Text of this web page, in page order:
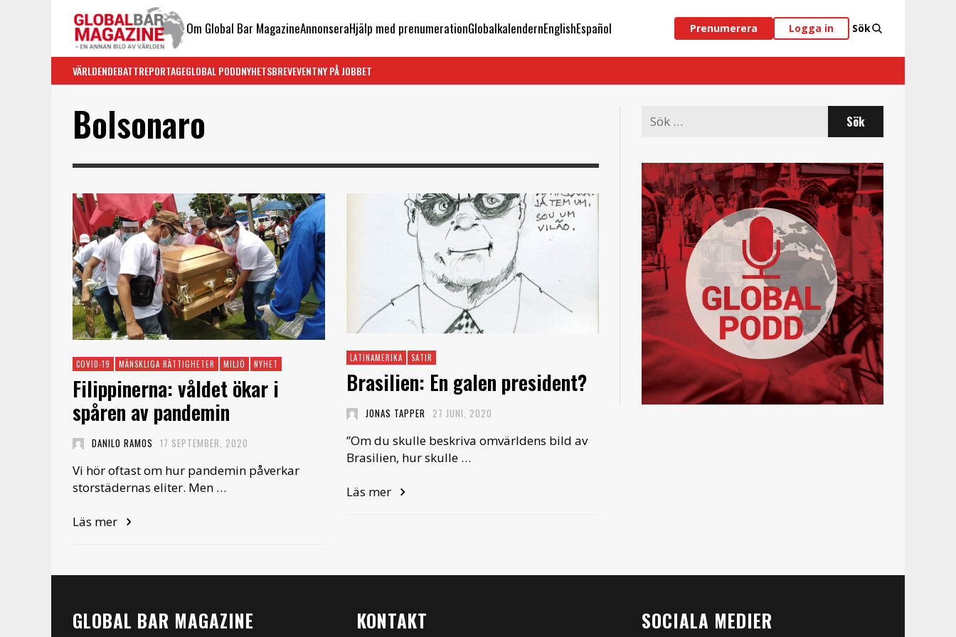
Om Global Bar MagazineAnnonseraHjälp med prenumerationGlobalkalendernEnglishEspañol Prenumerera Logga in Sök
VÄRLDENDEBATTREPORTAGEGLOBAL PODDNYHETSBREVEVENTNY PÅ JOBBET
Bolsonaro
COVID-19 MÄNSKLIGA RÄTTIGHETER MILJÖ NYHET
Filippinerna: våldet ökar i
spåren av pandemin
DANILO RAMOS 17 SEPTEMBER, 2020
Vi hör oftast om hur pandemin påverkar
storstädernas eliter. Men …
Läs mer
LATINAMERIKA SATIR
Brasilien: En galen president?
JONAS TAPPER 27 JUNI, 2020
”Om du skulle beskriva omvärldens bild av
Brasilien, hur skulle …
Läs mer
Search
for:
GLOBAL BAR MAGAZINE KONTAKT SOCIALA MEDIER